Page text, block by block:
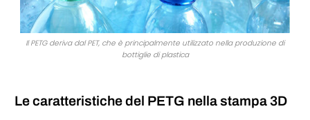
Il PETG deriva dal PET, che è principalmente utilizzato nella produzione di
bottiglie di plastica
Le caratteristiche del PETG nella stampa 3D